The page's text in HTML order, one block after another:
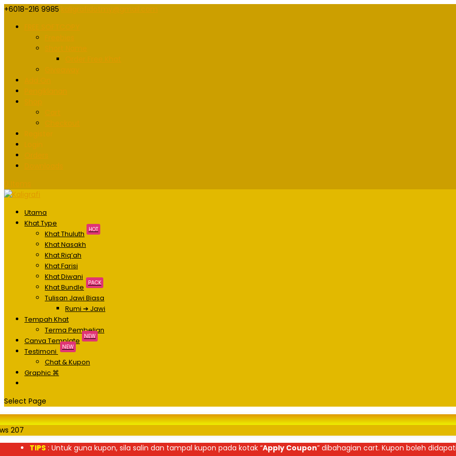
+6018-216 9985
Utama
Khat Type
Khat Thuluth
HOT
Khat Nasakh
Khat Riq’ah
Khat Farisi
Khat Diwani
Khat Bundle
PACK
Tulisan Jawi Biasa
Rumi ➔ Jawi
Tempah Khat
Terma Pembelian
Canva Template
NEW
Testimoni NEW
Chat & Kupon
Graphic ⌘
Select Page
207
TIPS : Untuk guna kupon, sila salin dan tampal kupon pada kotak “Apply Coupon” dibahagian cart. Kupon boleh